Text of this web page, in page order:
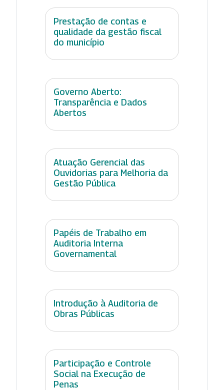
Prestação de contas e
qualidade da gestão fiscal
do município
Governo Aberto:
Transparência e Dados
Abertos
Atuação Gerencial das
Ouvidorias para Melhoria da
Gestão Pública
Papéis de Trabalho em
Auditoria Interna
Governamental
Introdução à Auditoria de
Obras Públicas
Participação e Controle
Social na Execução de
Penas